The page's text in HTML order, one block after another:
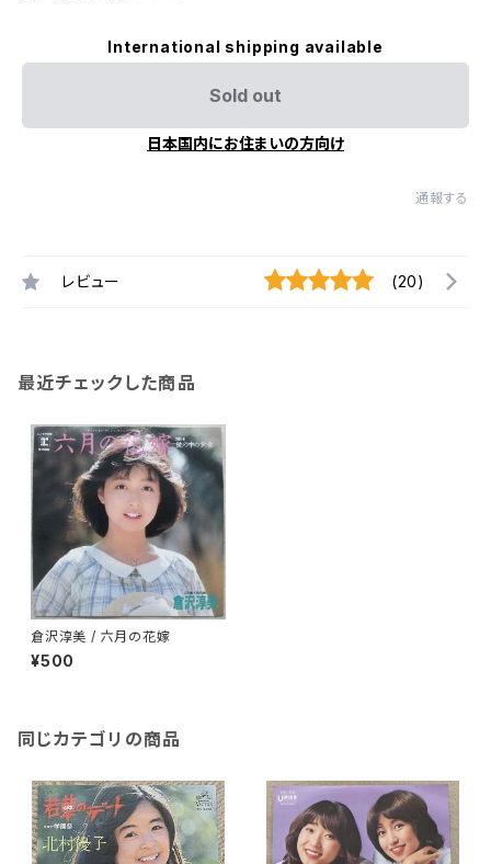
International shipping available
Sold out
日本国内にお住まいの方向け
通報する
レビュー (20)
最近チェックした商品
倉沢淳美 / 六月の花嫁
¥500
同じカテゴリの商品